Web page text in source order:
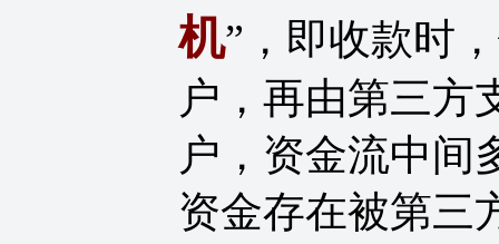
机”，即收款时
户，再由第三方
户，资金流中间
资金存在被第三